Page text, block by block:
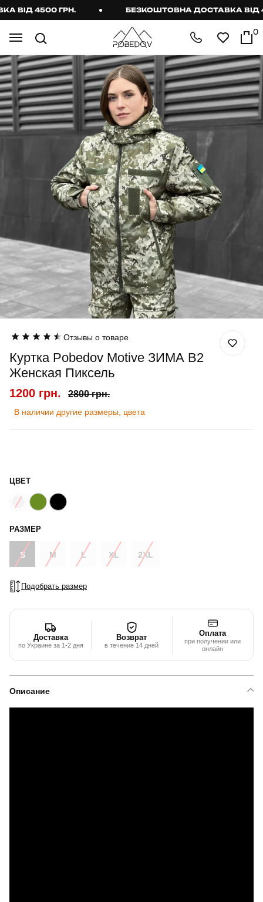
4500 ГРН. БЕЗКОШТОВНА ДОСТАВКА ВІД
0
Отзывы о товаре
Куртка Pobedov Motive ЗИМА B2
Женская Пиксель
1200 грн. 2800 грн.
В наличии другие размеры, цвета
ЦВЕТ
РАЗМЕР
S M L XL 2XL
Подобрать размер
Доставка
по Украине за 1-2 дня
Возврат
в течение 14 дней
Оплата
при получении или
онлайн
Описание